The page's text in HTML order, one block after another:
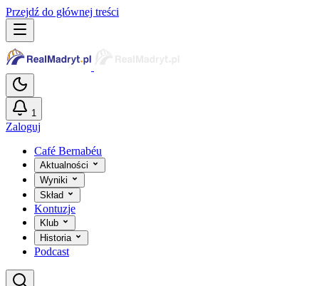
Przejdź do głównej treści
1
Zaloguj
Café Bernabéu
Aktualności
Wyniki
Skład
Kontuzje
Klub
Historia
Podcast